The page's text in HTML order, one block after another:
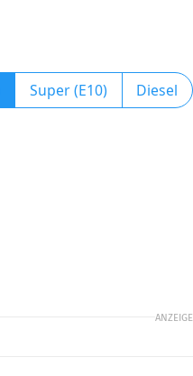
Super (E10) Diesel
ANZEIGE